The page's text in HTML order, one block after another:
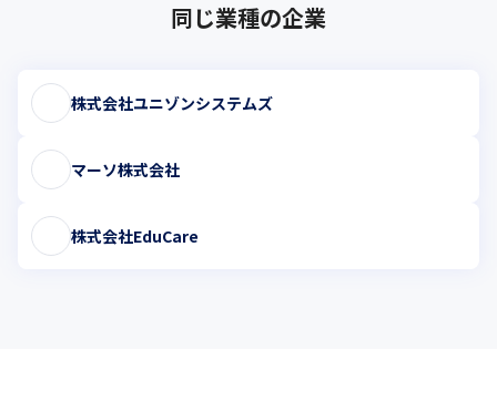
同じ業種の企業
株式会社ユニゾンシステムズ
マーソ株式会社
株式会社EduCare